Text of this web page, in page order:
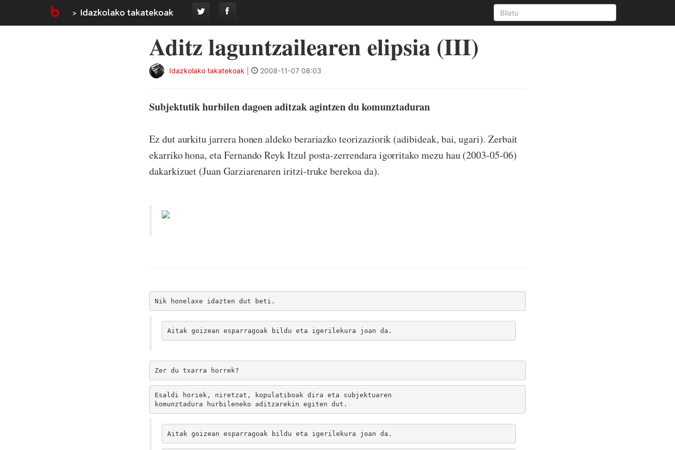
Idazkolako takatekoak
Aditz laguntzailearen elipsia (III)
Idazkolako takatekoak 2008-11-07 08:03
Subjektutik hurbilen dagoen aditzak agintzen du komunztaduran
Ez dut aurkitu jarrera honen aldeko berariazko teorizaziorik (adibideak, bai, ugari). Zerbait
ekarriko hona, eta Fernando Reyk Itzul posta-zerrendara igorritako mezu hau (2003-05-06)
dakarkizuet (Juan Garziarenaren iritzi-truke berekoa da).
Nik honelaxe idazten dut beti.
Aitak goizean esparragoak bildu eta igerilekura joan da.
Zer du txarra horrek?
Esaldi horiek, niretzat, kopulatiboak dira eta subjektuaren
komunztadura hurbileneko aditzarekin egiten dut.
Aitak goizean esparragoak bildu eta igerilekura joan da.